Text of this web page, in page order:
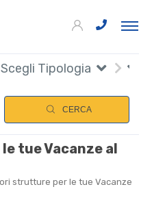
Scegli Tipologia
CERCA
tue Vacanze al
strutture per le tue Vacanze